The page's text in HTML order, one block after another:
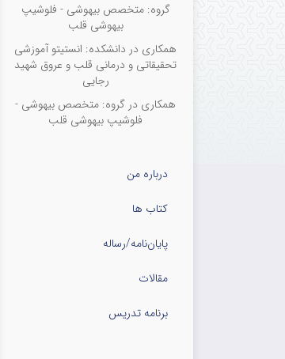
گروه: متخصص بیهوشی - فلوشیپ
بیهوشی قلب
همکاری در دانشکده: انستیتو آموزشی
تحقیقاتی و درمانی قلب و عروق شهید
رجایی
همکاری در گروه: متخصص بیهوشی -
فلوشیپ بیهوشی قلب
درباره من
کتاب ها
پایان‌نامه‌/رساله
مقالات
برنامه تدریس